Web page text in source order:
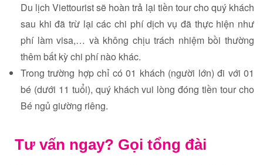
Du lịch Viettourist sẽ hoàn trả lại tiền tour cho quý khách
sau khi đã trừ lại các chi phí dịch vụ đã thực hiện như
phí làm visa,… và không chịu trách nhiệm bồi thường
thêm bất kỳ chi phí nào khác.
Trong trường hợp chỉ có 01 khách (người lớn) đi với 01
bé (dưới 11 tuổi), quý khách vui lòng đóng tiền tour cho
Bé ngủ giường riêng.
Tư vấn ngay? Gọi tổng đài